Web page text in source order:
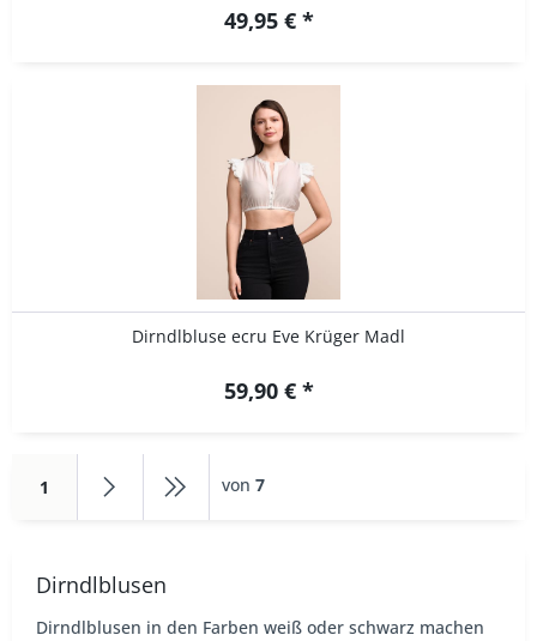
49,95 € *
Dirndlbluse ecru Eve Krüger Madl
59,90 € *
1 von 7
Dirndlblusen
Dirndlblusen in den Farben weiß oder schwarz machen